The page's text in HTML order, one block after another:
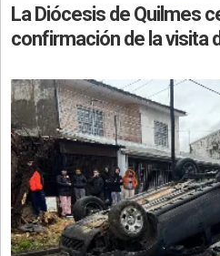
La Diócesis de Quilmes
confirmación de la visita